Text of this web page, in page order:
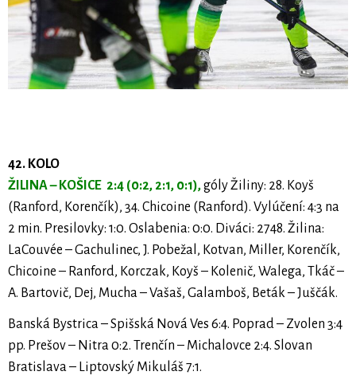
42. KOLO
ŽILINA – KOŠICE 2:4 (0:2, 2:1, 0:1),góly Žiliny: 28. Koyš
(Ranford, Korenčík), 34. Chicoine (Ranford). Vylúčení: 4:3 na
2 min. Presilovky: 1:0. Oslabenia: 0:0. Diváci: 2748. Žilina:
LaCouvée – Gachulinec, J. Pobežal, Kotvan, Miller, Korenčík,
Chicoine – Ranford, Korczak, Koyš – Kolenič, Walega, Tkáč –
A. Bartovič, Dej, Mucha – Vašaš, Galamboš, Beták – Juščák.
Banská Bystrica – Spišská Nová Ves 6:4. Poprad – Zvolen 3:4
pp. Prešov – Nitra 0:2. Trenčín – Michalovce 2:4. Slovan
Bratislava – Liptovský Mikuláš 7:1.